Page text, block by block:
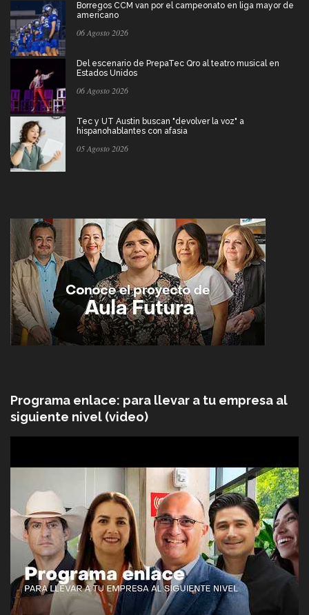
Borregos CCM van por el campeonato en liga mayor de
americano
06 Agosto 2026
Del escenario de PrepaTec Qro al teatro musical en
Estados Unidos
06 Agosto 2026
Tec y UT Austin buscan "devolver la voz" a
hispanohablantes con afasia
05 Agosto 2026
Programa enlace: para llevar a tu empresa al
siguiente nivel (video)